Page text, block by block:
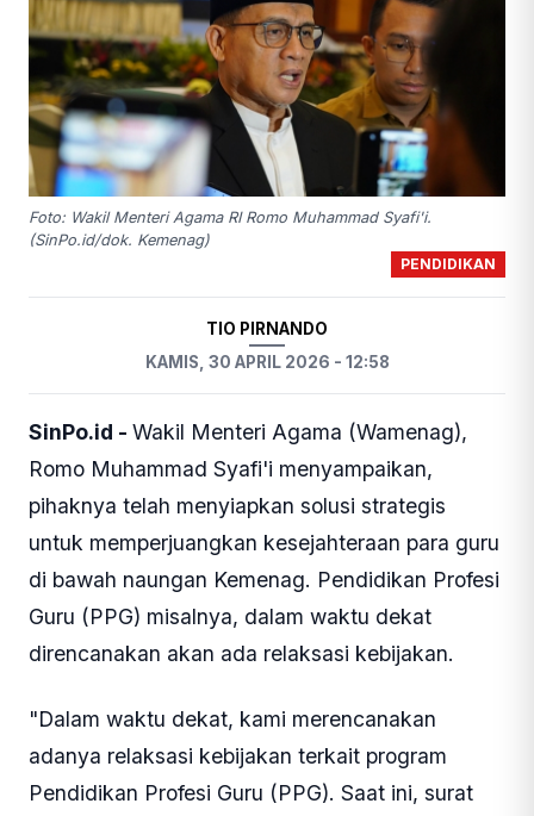
Foto: Wakil Menteri Agama RI Romo Muhammad Syafi'i.
(SinPo.id/dok. Kemenag)
PENDIDIKAN
TIO PIRNANDO
KAMIS, 30 APRIL 2026 - 12:58
SinPo.id - Wakil Menteri Agama (Wamenag),
Romo Muhammad Syafi'i menyampaikan,
pihaknya telah menyiapkan solusi strategis
untuk memperjuangkan kesejahteraan para guru
di bawah naungan Kemenag. Pendidikan Profesi
Guru (PPG) misalnya, dalam waktu dekat
direncanakan akan ada relaksasi kebijakan.
"Dalam waktu dekat, kami merencanakan
adanya relaksasi kebijakan terkait program
Pendidikan Profesi Guru (PPG). Saat ini, surat